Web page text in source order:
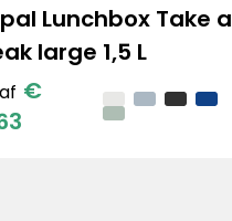
Lunchbox Take a
large 1,5 L
€